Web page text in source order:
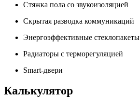
Стяжка пола со звукоизоляцией
Скрытая разводка коммуникаций
Энергоэффективные стеклопакеты
Радиаторы с терморегуляцией
Smart-двери
Калькулятор